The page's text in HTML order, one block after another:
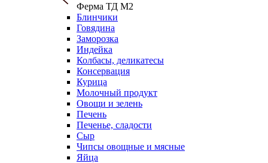
Ферма ТД М2
Блинчики
Говядина
Заморозка
Индейка
Колбасы, деликатесы
Консервация
Курица
Молочный продукт
Овощи и зелень
Печень
Печенье, сладости
Сыр
Чипсы овощные и мясные
Яйца